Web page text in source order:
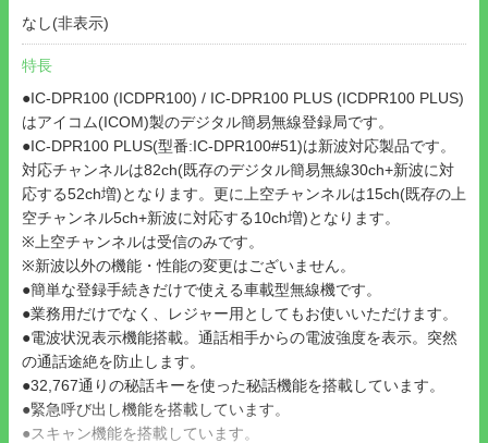
なし(非表示)
特長
●IC-DPR100 (ICDPR100) / IC-DPR100 PLUS (ICDPR100 PLUS)
はアイコム(ICOM)製のデジタル簡易無線登録局です。
●IC-DPR100 PLUS(型番:IC-DPR100#51)は新波対応製品です。
対応チャンネルは82ch(既存のデジタル簡易無線30ch+新波に対
応する52ch増)となります。更に上空チャンネルは15ch(既存の上
空チャンネル5ch+新波に対応する10ch増)となります。
※上空チャンネルは受信のみです。
※新波以外の機能・性能の変更はございません。
●簡単な登録手続きだけで使える車載型無線機です。
●業務用だけでなく、レジャー用としてもお使いいただけます。
●電波状況表示機能搭載。通話相手からの電波強度を表示。突然
の通話途絶を防止します。
●32,767通りの秘話キーを使った秘話機能を搭載しています。
●緊急呼び出し機能を搭載しています。
●スキャン機能を搭載しています。